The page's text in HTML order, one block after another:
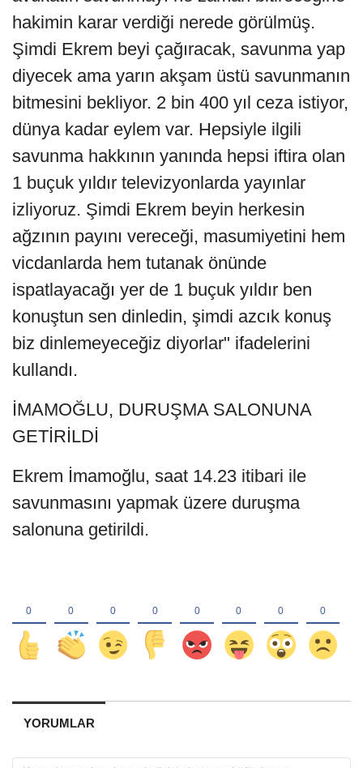
hakimin karar verdiği nerede görülmüş.
Şimdi Ekrem beyi çağıracak, savunma yap
diyecek ama yarın akşam üstü savunmanın
bitmesini bekliyor. 2 bin 400 yıl ceza istiyor,
dünya kadar eylem var. Hepsiyle ilgili
savunma hakkının yanında hepsi iftira olan
1 buçuk yıldır televizyonlarda yayınlar
izliyoruz. Şimdi Ekrem beyin herkesin
ağzının payını vereceği, masumiyetini hem
vicdanlarda hem tutanak önünde
ispatlayacağı yer de 1 buçuk yıldır ben
konuştun sen dinledin, şimdi azcık konuş
biz dinlemeyeceğiz diyorlar" ifadelerini
kullandı.
İMAMOĞLU, DURUŞMA SALONUNA
GETİRİLDİ
Ekrem İmamoğlu, saat 14.23 itibari ile
savunmasını yapmak üzere duruşma
salonuna getirildi.
YORUMLAR